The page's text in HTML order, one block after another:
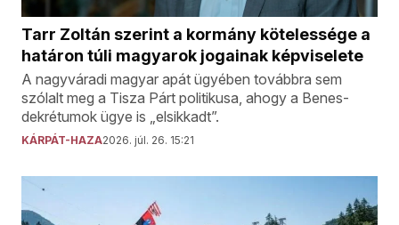
Tarr Zoltán szerint a kormány kötelessége a
határon túli magyarok jogainak képviselete
A nagyváradi magyar apát ügyében továbbra sem
szólalt meg a Tisza Párt politikusa, ahogy a Benes-
dekrétumok ügye is „elsikkadt”.
KÁRPÁT-HAZA2026. júl. 26. 15:21